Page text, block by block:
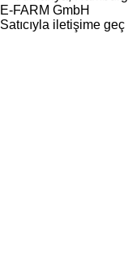
E-FARM GmbH
Satıcıyla iletişime geç